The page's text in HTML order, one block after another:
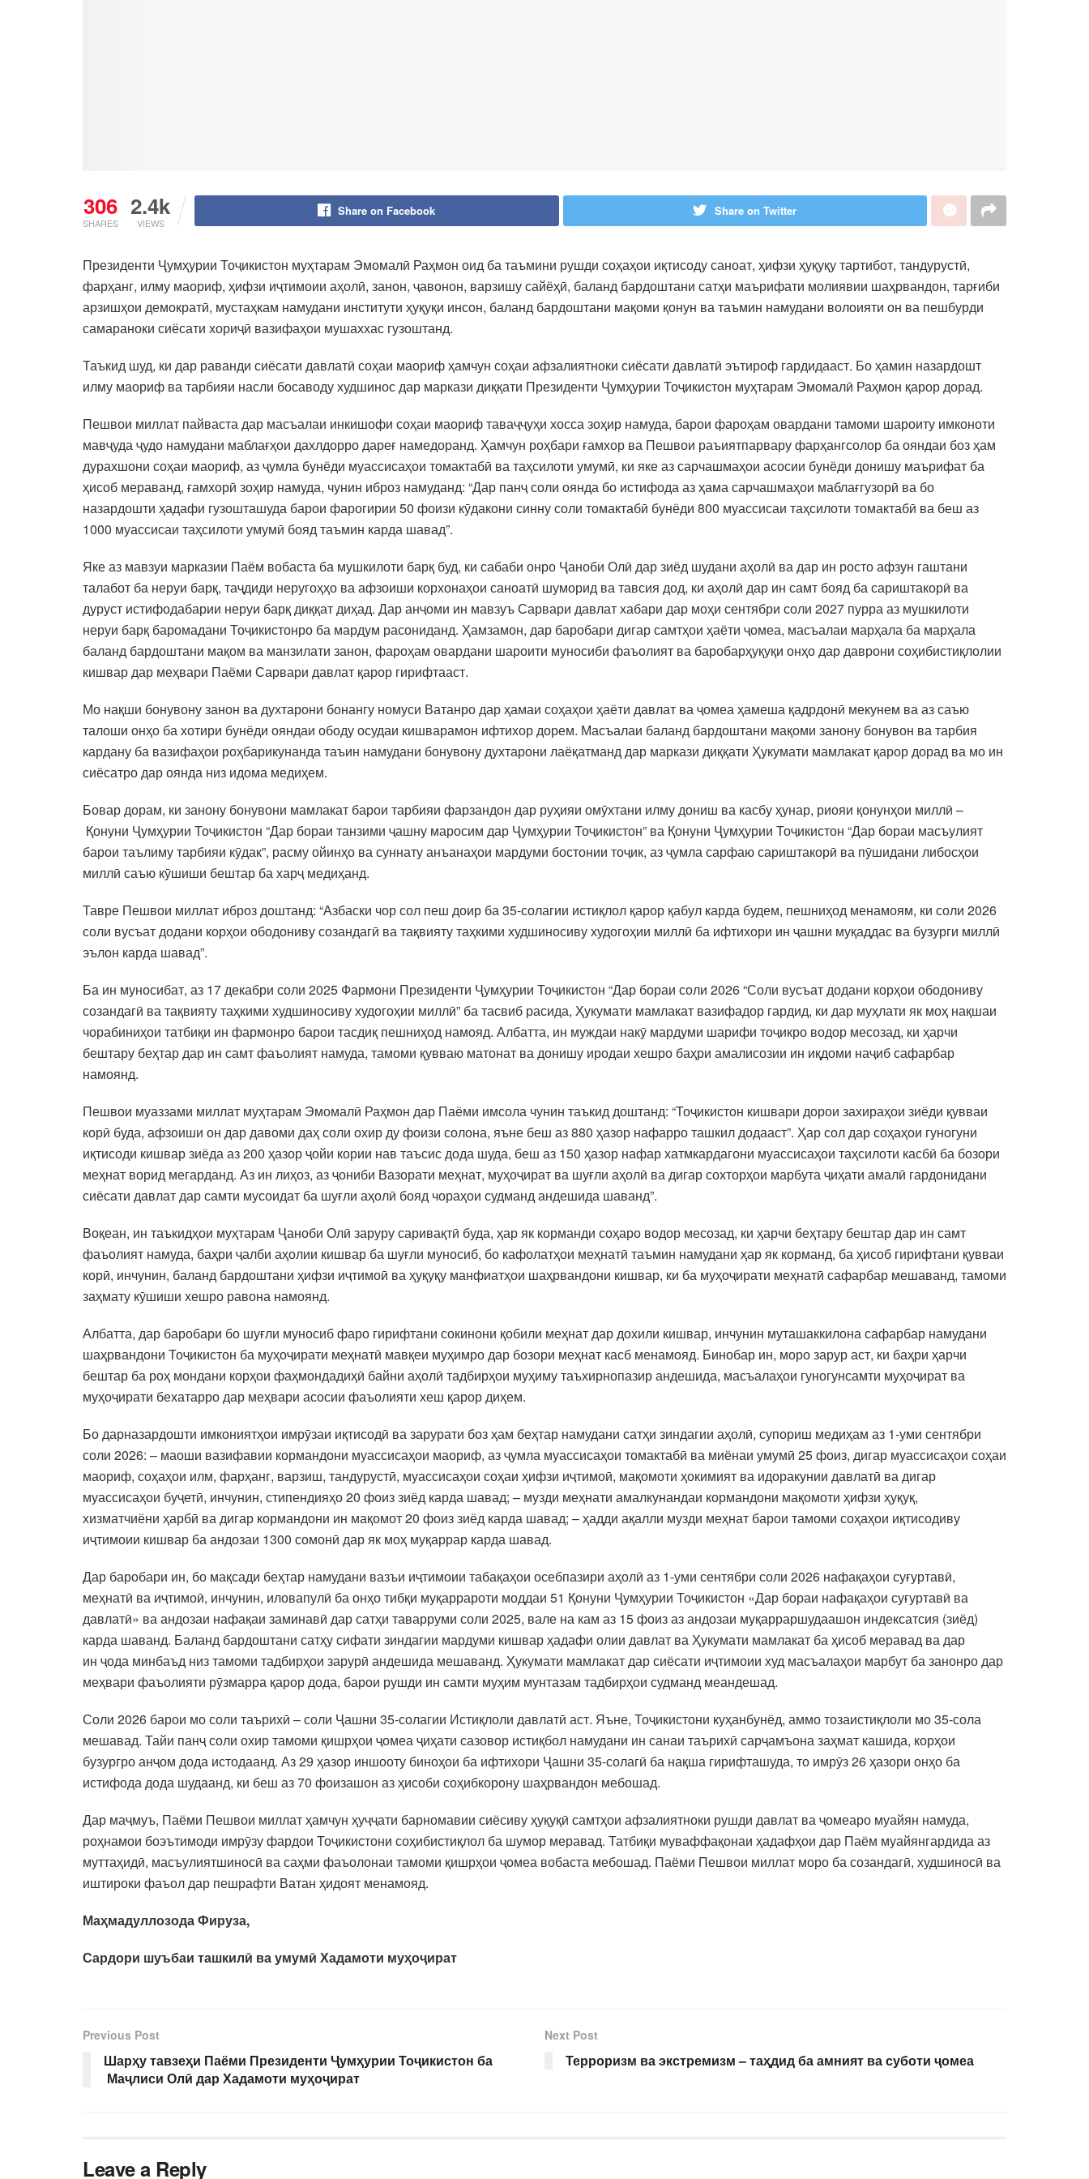
306
SHARES
2.4k
VIEWS
Share on Facebook Share on Twitter
Президенти Ҷумҳурии Тоҷикистон муҳтарам Эмомалӣ Раҳмон оид ба таъмини рушди соҳаҳои иқтисоду саноат, ҳифзи ҳуқуқу тартибот, тандурустӣ,
фарҳанг, илму маориф, ҳифзи иҷтимоии аҳолӣ, занон, ҷавонон, варзишу сайёҳӣ, баланд бардоштани сатҳи маърифати молиявии шаҳрвандон, тарғиби
арзишҳои демократӣ, мустаҳкам намудани институти ҳуқуқи инсон, баланд бардоштани мақоми қонун ва таъмин намудани волоияти он ва пешбурди
самараноки сиёсати хориҷӣ вазифаҳои мушаххас гузоштанд.
Таъкид шуд, ки дар раванди сиёсати давлатӣ соҳаи маориф ҳамчун соҳаи афзалиятноки сиёсати давлатӣ эътироф гардидааст. Бо ҳамин назардошт
илму маориф ва тарбияи насли босаводу худшинос дар маркази диққати Президенти Ҷумҳурии Тоҷикистон муҳтарам Эмомалӣ Раҳмон қарор дорад.
Пешвои миллат пайваста дар масъалаи инкишофи соҳаи маориф таваҷҷуҳи хосса зоҳир намуда, барои фароҳам овардани тамоми шароиту имконоти
мавҷуда ҷудо намудани маблағҳои дахлдорро дареғ намедоранд. Ҳамчун роҳбари ғамхор ва Пешвои раъиятпарвару фарҳангсолор ба ояндаи боз ҳам
дурахшони соҳаи маориф, аз ҷумла бунёди муассисаҳои томактабӣ ва таҳсилоти умумӣ, ки яке аз сарчашмаҳои асосии бунёди донишу маърифат ба
ҳисоб мераванд, ғамхорӣ зоҳир намуда, чунин иброз намуданд: “Дар панҷ соли оянда бо истифода аз ҳама сарчашмаҳои маблағгузорӣ ва бо
назардошти ҳадафи гузошташуда барои фарогирии 50 фоизи кӯдакони синну соли томактабӣ бунёди 800 муассисаи таҳсилоти томактабӣ ва беш аз
1000 муассисаи таҳсилоти умумӣ бояд таъмин карда шавад”.
Яке аз мавзуи марказии Паём вобаста ба мушкилоти барқ буд, ки сабаби онро Ҷаноби Олӣ дар зиёд шудани аҳолӣ ва дар ин росто афзун гаштани
талабот ба неруи барқ, таҷдиди неругоҳҳо ва афзоиши корхонаҳои саноатӣ шуморид ва тавсия дод, ки аҳолӣ дар ин самт бояд ба сариштакорӣ ва
дуруст истифодабарии неруи барқ диққат диҳад. Дар анҷоми ин мавзуъ Сарвари давлат хабари дар моҳи сентябри соли 2027 пурра аз мушкилоти
неруи барқ баромадани Тоҷикистонро ба мардум расониданд. Ҳамзамон, дар баробари дигар самтҳои ҳаёти ҷомеа, масъалаи марҳала ба марҳала
баланд бардоштани мақом ва манзилати занон, фароҳам овардани шароити муносиби фаъолият ва баробарҳуқуқи онҳо дар даврони соҳибистиқлолии
кишвар дар меҳвари Паёми Сарвари давлат қарор гирифтааст.
Мо нақши бонувону занон ва духтарони бонангу номуси Ватанро дар ҳамаи соҳаҳои ҳаёти давлат ва ҷомеа ҳамеша қадрдонӣ мекунем ва аз саъю
талоши онҳо ба хотири бунёди ояндаи ободу осудаи кишварамон ифтихор дорем. Масъалаи баланд бардоштани мақоми занону бонувон ва тарбия
кардану ба вазифаҳои роҳбарикунанда таъин намудани бонувону духтарони лаёқатманд дар маркази диққати Ҳукумати мамлакат қарор дорад ва мо ин
сиёсатро дар оянда низ идома медиҳем.
Бовар дорам, ки занону бонувони мамлакат барои тарбияи фарзандон дар руҳияи омӯхтани илму дониш ва касбу ҳунар, риояи қонунҳои миллӣ –
Қонуни Ҷумҳурии Тоҷикистон “Дар бораи танзими ҷашну маросим дар Ҷумҳурии Тоҷикистон” ва Қонуни Ҷумҳурии Тоҷикистон “Дар бораи масъулият
барои таълиму тарбияи кӯдак”, расму ойинҳо ва суннату анъанаҳои мардуми бостонии тоҷик, аз ҷумла сарфаю сариштакорӣ ва пӯшидани либосҳои
миллӣ саъю кӯшиши бештар ба харҷ медиҳанд.
Тавре Пешвои миллат иброз доштанд: “Азбаски чор сол пеш доир ба 35-солагии истиқлол қарор қабул карда будем, пешниҳод менамоям, ки соли 2026
соли вусъат додани корҳои ободониву созандагӣ ва тақвияту таҳкими худшиносиву худогоҳии миллӣ ба ифтихори ин ҷашни муқаддас ва бузурги миллӣ
эълон карда шавад”.
Ба ин муносибат, аз 17 декабри соли 2025 Фармони Президенти Ҷумҳурии Тоҷикистон “Дар бораи соли 2026 “Соли вусъат додани корҳои ободониву
созандагӣ ва тақвияту таҳкими худшиносиву худогоҳии миллӣ” ба тасвиб расида, Ҳукумати мамлакат вазифадор гардид, ки дар муҳлати як моҳ нақшаи
чорабиниҳои татбиқи ин фармонро барои тасдиқ пешниҳод намояд. Албатта, ин муждаи накӯ мардуми шарифи тоҷикро водор месозад, ки ҳарчи
бештару беҳтар дар ин самт фаъолият намуда, тамоми қувваю матонат ва донишу иродаи хешро баҳри амалисозии ин иқдоми наҷиб сафарбар
намоянд.
Пешвои муаззами миллат муҳтарам Эмомалӣ Раҳмон дар Паёми имсола чунин таъкид доштанд: “Тоҷикистон кишвари дорои захираҳои зиёди қувваи
корӣ буда, афзоиши он дар давоми даҳ соли охир ду фоизи солона, яъне беш аз 880 ҳазор нафарро ташкил додааст”. Ҳар сол дар соҳаҳои гуногуни
иқтисоди кишвар зиёда аз 200 ҳазор ҷойи кории нав таъсис дода шуда, беш аз 150 ҳазор нафар хатмкардагони муассисаҳои таҳсилоти касбӣ ба бозори
меҳнат ворид мегарданд. Аз ин лиҳоз, аз ҷониби Вазорати меҳнат, муҳоҷират ва шуғли аҳолӣ ва дигар сохторҳои марбута ҷиҳати амалӣ гардонидани
сиёсати давлат дар самти мусоидат ба шуғли аҳолӣ бояд чораҳои судманд андешида шаванд”.
Воқеан, ин таъкидҳои муҳтарам Ҷаноби Олӣ заруру саривақтӣ буда, ҳар як корманди соҳаро водор месозад, ки ҳарчи беҳтару бештар дар ин самт
фаъолият намуда, баҳри ҷалби аҳолии кишвар ба шуғли муносиб, бо кафолатҳои меҳнатӣ таъмин намудани ҳар як корманд, ба ҳисоб гирифтани қувваи
корӣ, инчунин, баланд бардоштани ҳифзи иҷтимоӣ ва ҳуқуқу манфиатҳои шаҳрвандони кишвар, ки ба муҳоҷирати меҳнатӣ сафарбар мешаванд, тамоми
заҳмату кӯшиши хешро равона намоянд.
Албатта, дар баробари бо шуғли муносиб фаро гирифтани сокинони қобили меҳнат дар дохили кишвар, инчунин муташаккилона сафарбар намудани
шаҳрвандони Тоҷикистон ба муҳоҷирати меҳнатӣ мавқеи муҳимро дар бозори меҳнат касб менамояд. Бинобар ин, моро зарур аст, ки баҳри ҳарчи
бештар ба роҳ мондани корҳои фаҳмондадиҳӣ байни аҳолӣ тадбирҳои муҳиму таъхирнопазир андешида, масъалаҳои гуногунсамти муҳоҷират ва
муҳоҷирати бехатарро дар меҳвари асосии фаъолияти хеш қарор диҳем.
Бо дарназардошти имкониятҳои имрӯзаи иқтисодӣ ва зарурати боз ҳам беҳтар намудани сатҳи зиндагии аҳолӣ, супориш медиҳам аз 1-уми сентябри
соли 2026: – маоши вазифавии кормандони муассисаҳои маориф, аз ҷумла муассисаҳои томактабӣ ва миёнаи умумӣ 25 фоиз, дигар муассисаҳои соҳаи
маориф, соҳаҳои илм, фарҳанг, варзиш, тандурустӣ, муассисаҳои соҳаи ҳифзи иҷтимоӣ, мақомоти ҳокимият ва идоракунии давлатӣ ва дигар
муассисаҳои буҷетӣ, инчунин, стипендияҳо 20 фоиз зиёд карда шавад; – музди меҳнати амалкунандаи кормандони мақомоти ҳифзи ҳуқуқ,
хизматчиёни ҳарбӣ ва дигар кормандони ин мақомот 20 фоиз зиёд карда шавад; – ҳадди ақалли музди меҳнат барои тамоми соҳаҳои иқтисодиву
иҷтимоии кишвар ба андозаи 1300 сомонӣ дар як моҳ муқаррар карда шавад.
Дар баробари ин, бо мақсади беҳтар намудани вазъи иҷтимоии табақаҳои осебпазири аҳолӣ аз 1-уми сентябри соли 2026 нафақаҳои суғуртавӣ,
меҳнатӣ ва иҷтимоӣ, инчунин, иловапулӣ ба онҳо тибқи муқаррароти моддаи 51 Қонуни Ҷумҳурии Тоҷикистон «Дар бораи нафақаҳои суғуртавӣ ва
давлатӣ» ва андозаи нафақаи заминавӣ дар сатҳи таварруми соли 2025, вале на кам аз 15 фоиз аз андозаи муқарраршудаашон индексатсия (зиёд)
карда шаванд. Баланд бардоштани сатҳу сифати зиндагии мардуми кишвар ҳадафи олии давлат ва Ҳукумати мамлакат ба ҳисоб меравад ва дар
ин ҷода минбаъд низ тамоми тадбирҳои зарурӣ андешида мешаванд. Ҳукумати мамлакат дар сиёсати иҷтимоии худ масъалаҳои марбут ба занонро дар
меҳвари фаъолияти рӯзмарра қарор дода, барои рушди ин самти муҳим мунтазам тадбирҳои судманд меандешад.
Соли 2026 барои мо соли таърихӣ – соли Ҷашни 35-солагии Истиқлоли давлатӣ аст. Яъне, Тоҷикистони куҳанбунёд, аммо тозаистиқлоли мо 35-сола
мешавад. Тайи панҷ соли охир тамоми қишрҳои ҷомеа ҷиҳати сазовор истиқбол намудани ин санаи таърихӣ сарҷамъона заҳмат кашида, корҳои
бузургро анҷом дода истодаанд. Аз 29 ҳазор иншооту биноҳои ба ифтихори Ҷашни 35-солагӣ ба нақша гирифташуда, то имрӯз 26 ҳазори онҳо ба
истифода дода шудаанд, ки беш аз 70 фоизашон аз ҳисоби соҳибкорону шаҳрвандон мебошад.
Дар маҷмуъ, Паёми Пешвои миллат ҳамчун ҳуҷҷати барномавии сиёсиву ҳуқуқӣ самтҳои афзалиятноки рушди давлат ва ҷомеаро муайян намуда,
роҳнамои боэътимоди имрӯзу фардои Тоҷикистони соҳибистиқлол ба шумор меравад. Татбиқи муваффақонаи ҳадафҳои дар Паём муайянгардида аз
муттаҳидӣ, масъулиятшиносӣ ва саҳми фаъолонаи тамоми қишрҳои ҷомеа вобаста мебошад. Паёми Пешвои миллат моро ба созандагӣ, худшиносӣ ва
иштироки фаъол дар пешрафти Ватан ҳидоят менамояд.
Маҳмадуллозода Фируза,
Сардори шуъбаи ташкилӣ ва умумӣ Хадамоти муҳоҷират
Previous Post
Шарҳу тавзеҳи Паёми Президенти Ҷумҳурии Тоҷикистон ба
Маҷлиси Олӣ дар Хадамоти муҳоҷират
Next Post
Терроризм ва экстремизм – таҳдид ба амният ва суботи ҷомеа
Leave a Reply